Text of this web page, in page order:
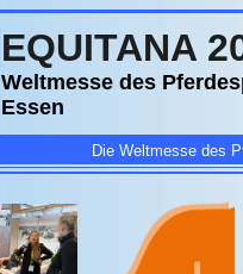
EQUITANA
Weltmesse des
Essen
Die Weltmesse des